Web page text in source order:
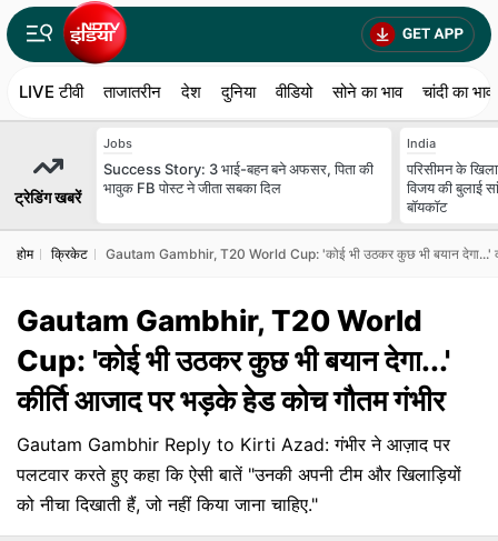
LIVE टीवी ताजातरीन देश दुनिया वीडियो सोने का भाव चांदी का भाव
ट्रेडिंग खबरें
Jobs
Success Story: 3 भाई-बहन बने अफसर, पिता की
भावुक FB पोस्ट ने जीता सबका द‍िल
India
परिसीमन के
विजय की बुलाई
बॉयकॉट
होम क्रिकेट Gautam Gambhir, T20 World Cup: 'कोई भी उठकर कुछ भी बयान देगा...'
Gautam Gambhir, T20 World
Cup: 'कोई भी उठकर कुछ भी बयान देगा...'
कीर्ति आजाद पर भड़के हेड कोच गौतम गंभीर
Gautam Gambhir Reply to Kirti Azad: गंभीर ने आज़ाद पर
पलटवार करते हुए कहा कि ऐसी बातें "उनकी अपनी टीम और खिलाड़ियों
को नीचा दिखाती हैं, जो नहीं किया जाना चाहिए."